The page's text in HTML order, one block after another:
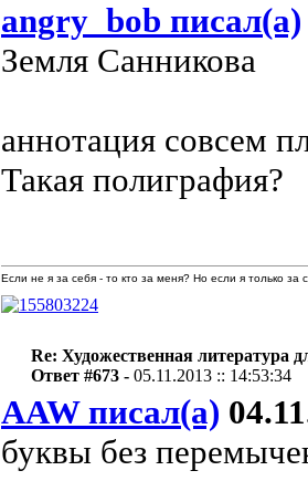
angry_bob писал(а)
Земля Санникова
аннотация совсем
Такая полиграфия?
Если не я за себя - то кто за меня? Но если я только
Re: Художественная литература
Ответ #673 -05.11.2013 :: 14:53:34
AAW писал(а)
буквы без